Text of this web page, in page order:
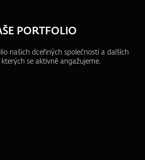
PORTFOLIO
našich dceřiných společností a dalších
se aktivně angažujeme.